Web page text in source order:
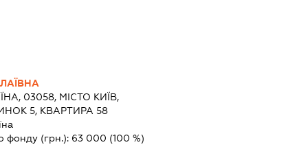
03058, МІСТО КИЇВ,
5, КВАРТИРА 58
фонду (грн.): 63 000 (100 %)